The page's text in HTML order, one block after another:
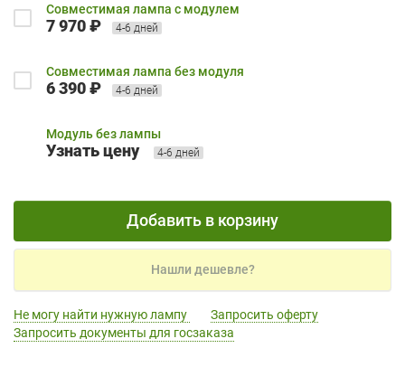
Совместимая лампа с модулем
7 970 ₽ 4-6 дней
Совместимая лампа без модуля
6 390 ₽ 4-6 дней
Модуль без лампы
Узнать цену 4-6 дней
Добавить в корзину
Нашли дешевле?
Не могу найти нужную лампу
Запросить оферту
Запросить документы для госзаказа